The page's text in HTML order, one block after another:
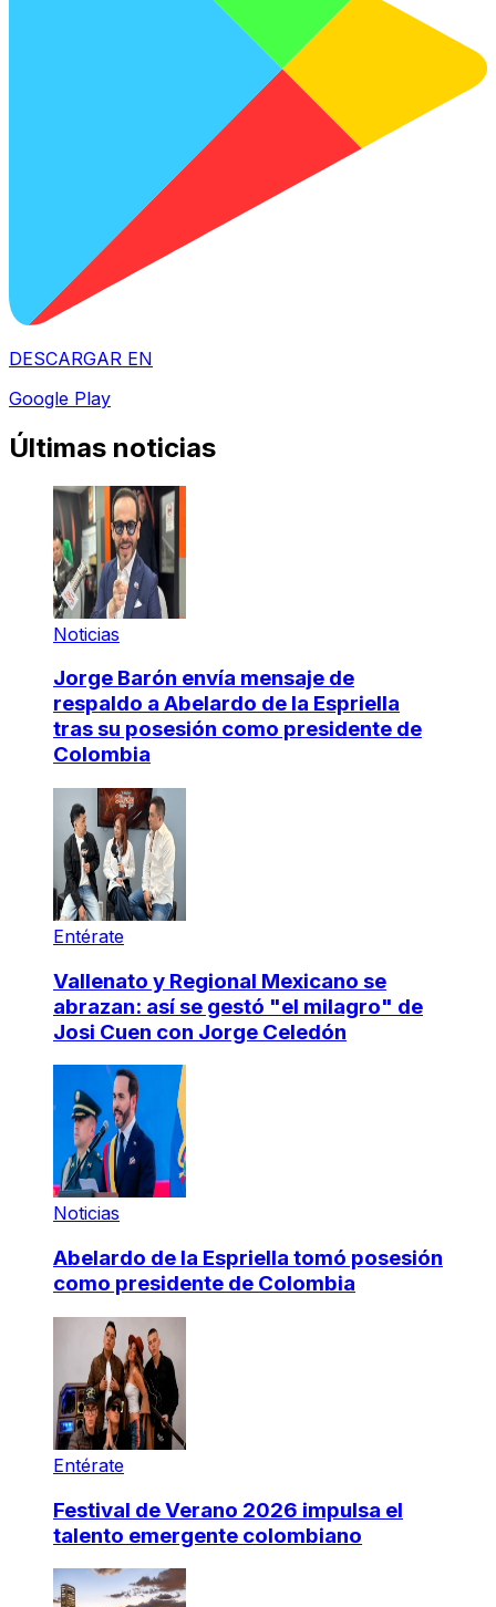
DESCARGAR EN
Google Play
Últimas noticias
Noticias
Jorge Barón envía mensaje de
respaldo a Abelardo de la Espriella
tras su posesión como presidente de
Colombia
Entérate
Vallenato y Regional Mexicano se
abrazan: así se gestó "el milagro" de
Josi Cuen con Jorge Celedón
Noticias
Abelardo de la Espriella tomó posesión
como presidente de Colombia
Entérate
Festival de Verano 2026 impulsa el
talento emergente colombiano